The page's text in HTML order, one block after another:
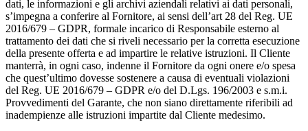
dati, le informazioni e gli archivi aziendali relativi ai dati personali,
s’impegna a conferire al Fornitore, ai sensi dell’art 28 del Reg. UE
2016/679 – GDPR, formale incarico di Responsabile esterno al
trattamento dei dati che si riveli necessario per la corretta esecuzione
della presente offerta e ad impartire le relative istruzioni. Il Cliente
manterrà, in ogni caso, indenne il Fornitore da ogni onere e/o spesa
che quest’ultimo dovesse sostenere a causa di eventuali violazioni
del Reg. UE 2016/679 – GDPR e/o del D.Lgs. 196/2003 e s.m.i.
Provvedimenti del Garante, che non siano direttamente riferibili ad
inadempienze alle istruzioni impartite dal Cliente medesimo.